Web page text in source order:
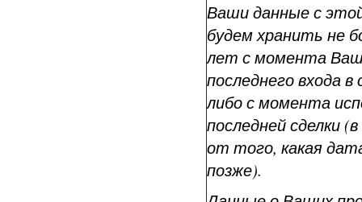
Ваши данные с
будем хранить не
лет с момента
последнего входа в
либо с момента
последней сделки
от того, какая
позже).